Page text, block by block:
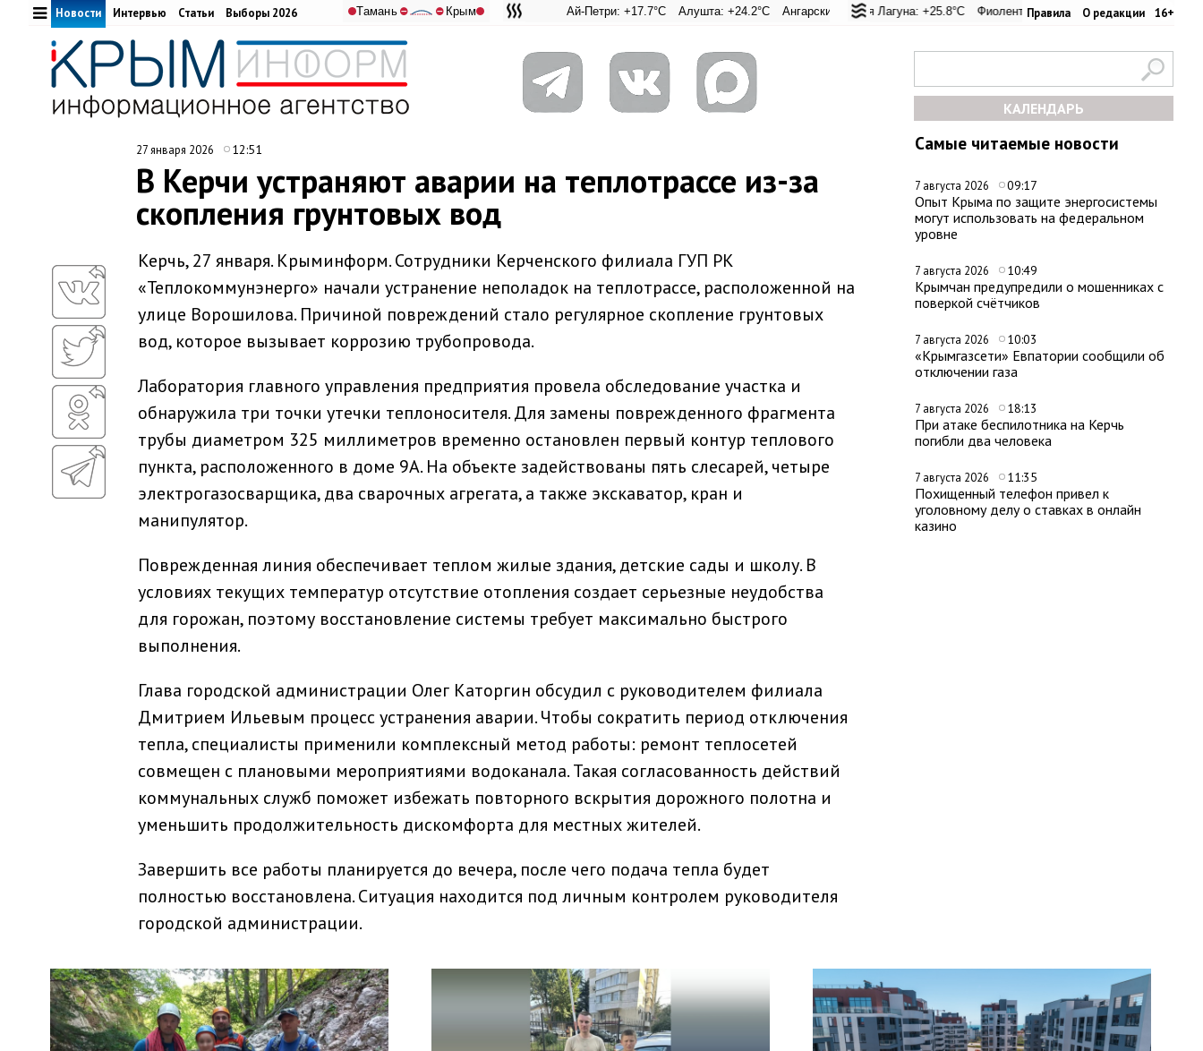
Правила О редакции 16+
Адмиральская Лагуна: +25.8°C Фиолент: +26.4°C Казачья бухта: +26.2°C
Ай-Петри: +17.7°C Алушта: +24.2°C Ангарский перевал: +20.6°C Евпатория: +25.8°C Керчь: +33.4°C Никитский сад:
Тамань ⛔ ⛔ Крым
Новости Интервью Статьи Выборы 2026
КАЛЕНДАРЬ
Самые читаемые новости
7 августа 2026 09:17
Опыт Крыма по защите энергосистемы
могут использовать на федеральном
уровне
7 августа 2026 10:49
Крымчан предупредили о мошенниках с
поверкой счётчиков
7 августа 2026 10:03
«Крымгазсети» Евпатории сообщили об
отключении газа
7 августа 2026 18:13
При атаке беспилотника на Керчь
погибли два человека
7 августа 2026 11:35
Похищенный телефон привел к
уголовному делу о ставках в онлайн
казино
27 января 2026 12:51
В Керчи устраняют аварии на теплотрассе из-за
скопления грунтовых вод
Керчь, 27 января. Крыминформ. Сотрудники Керченского филиала ГУП РК
«Теплокоммунэнерго» начали устранение неполадок на теплотрассе, расположенной на
улице Ворошилова. Причиной повреждений стало регулярное скопление грунтовых
вод, которое вызывает коррозию трубопровода.
Лаборатория главного управления предприятия провела обследование участка и
обнаружила три точки утечки теплоносителя. Для замены поврежденного фрагмента
трубы диаметром 325 миллиметров временно остановлен первый контур теплового
пункта, расположенного в доме 9А. На объекте задействованы пять слесарей, четыре
электрогазосварщика, два сварочных агрегата, а также экскаватор, кран и
манипулятор.
Поврежденная линия обеспечивает теплом жилые здания, детские сады и школу. В
условиях текущих температур отсутствие отопления создает серьезные неудобства
для горожан, поэтому восстановление системы требует максимально быстрого
выполнения.
Глава городской администрации Олег Каторгин обсудил с руководителем филиала
Дмитрием Ильевым процесс устранения аварии. Чтобы сократить период отключения
тепла, специалисты применили комплексный метод работы: ремонт теплосетей
совмещен с плановыми мероприятиями водоканала. Такая согласованность действий
коммунальных служб поможет избежать повторного вскрытия дорожного полотна и
уменьшить продолжительность дискомфорта для местных жителей.
Завершить все работы планируется до вечера, после чего подача тепла будет
полностью восстановлена. Ситуация находится под личным контролем руководителя
городской администрации.